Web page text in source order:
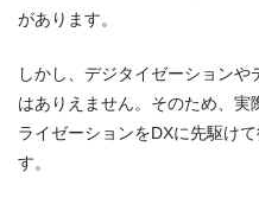
があります。
しかし、デジタイゼーション
はありえません。そのため、実
ライゼーションをDXに先駆け
す。